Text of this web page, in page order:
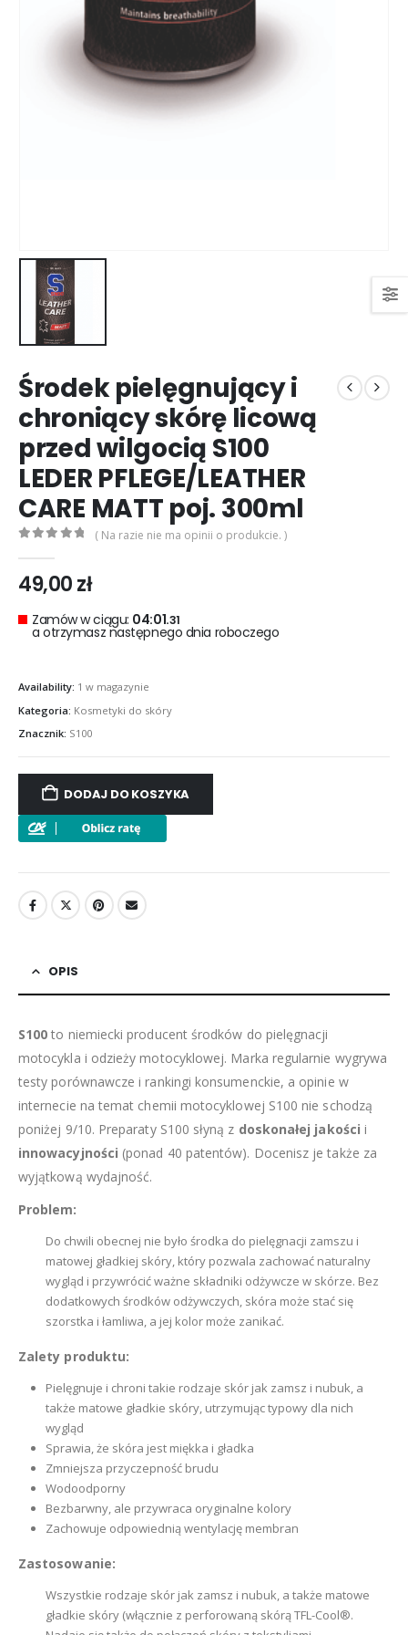
Środek pielęgnujący i
chroniący skórę licową
przed wilgocią S100
LEDER PFLEGE/LEATHER
CARE MATT poj. 300ml
( Na razie nie ma opinii o produkcie. )
49,00zł
Zamów w ciągu: 04:01.31
a otrzymasz następnego dnia roboczego
Availability: 1 w magazynie
Kategoria: Kosmetyki do skóry
Znacznik: S100
DODAJ DO KOSZYKA
OPIS
S100 to niemiecki producent środków do pielęgnacji
motocykla i odzieży motocyklowej. Marka regularnie wygrywa
testy porównawcze i rankingi konsumenckie, a opinie w
internecie na temat chemii motocyklowej S100 nie schodzą
poniżej 9/10. Preparaty S100 słyną z doskonałej jakości i
innowacyjności (ponad 40 patentów). Docenisz je także za
wyjątkową wydajność.
Problem:
Do chwili obecnej nie było środka do pielęgnacji zamszu i
matowej gładkiej skóry, który pozwala zachować naturalny
wygląd i przywrócić ważne składniki odżywcze w skórze. Bez
dodatkowych środków odżywczych, skóra może stać się
szorstka i łamliwa, a jej kolor może zanikać.
Zalety produktu:
Pielęgnuje i chroni takie rodzaje skór jak zamsz i nubuk, a
także matowe gładkie skóry, utrzymując typowy dla nich
wygląd
Sprawia, że skóra jest miękka i gładka
Zmniejsza przyczepność brudu
Wodoodporny
Bezbarwny, ale przywraca oryginalne kolory
Zachowuje odpowiednią wentylację membran
Zastosowanie:
Wszystkie rodzaje skór jak zamsz i nubuk, a także matowe
gładkie skóry (włącznie z perforowaną skórą TFL-Cool®.